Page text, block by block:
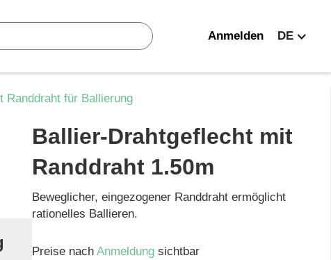
Anmelden DE
Randdraht für Ballierung
Ballier-Drahtgeflecht mit
Randdraht 1.50m
Beweglicher, eingezogener Randdraht ermöglicht
rationelles Ballieren.
Preise nachAnmeldungsichtbar